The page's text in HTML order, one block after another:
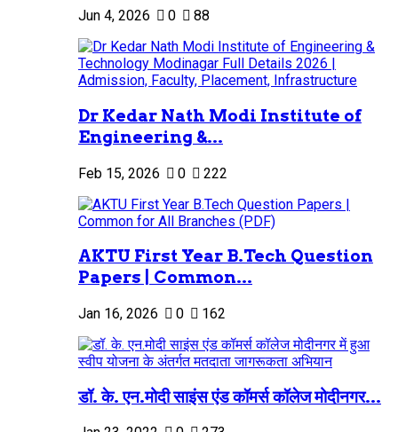
Jun 4, 2026 0 88
Dr Kedar Nath Modi Institute of
Engineering &...
Feb 15, 2026 0 222
AKTU First Year B.Tech Question
Papers | Common...
Jan 16, 2026 0 162
डॉ. के. एन.मोदी साइंस एंड कॉमर्स कॉलेज मोदीनगर...